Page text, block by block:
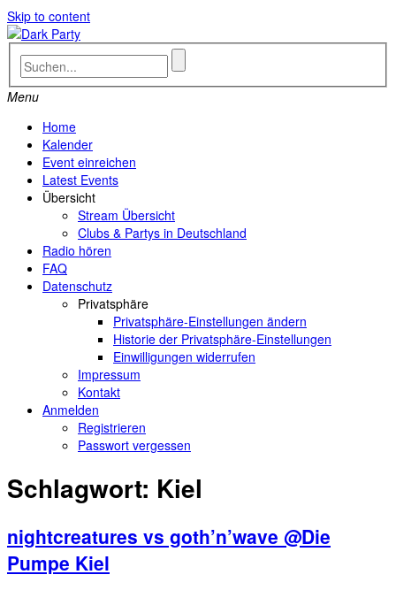
Skip to content
Menu
Home
Kalender
Event einreichen
Latest Events
Übersicht
Stream Übersicht
Clubs & Partys in Deutschland
Radio hören
FAQ
Datenschutz
Privatsphäre
Privatsphäre-Einstellungen ändern
Historie der Privatsphäre-Einstellungen
Einwilligungen widerrufen
Impressum
Kontakt
Anmelden
Registrieren
Passwort vergessen
Schlagwort: Kiel
nightcreatures vs goth’n’wave @Die
Pumpe Kiel